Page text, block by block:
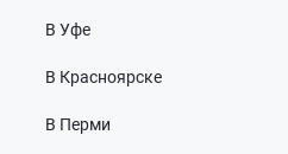
В Уфе
В Красноярске
В Перми